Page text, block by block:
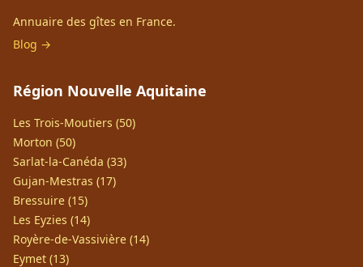
Annuaire des gîtes en France.
Blog →
Région Nouvelle Aquitaine
Les Trois-Moutiers (50)
Morton (50)
Sarlat-la-Canéda (33)
Gujan-Mestras (17)
Bressuire (15)
Les Eyzies (14)
Royère-de-Vassivière (14)
Eymet (13)